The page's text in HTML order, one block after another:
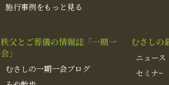
施行事例をもっと見る
秩父とご葬儀の情報誌「一期一
会」
むさしの一期一会ブログ
むさしの
ニュース
セミナｰ